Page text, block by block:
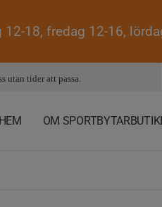
18, fredag 12-16,
utan tider att passa.
HEM OM